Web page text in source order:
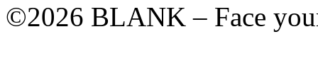
©2026 BLANK – Face